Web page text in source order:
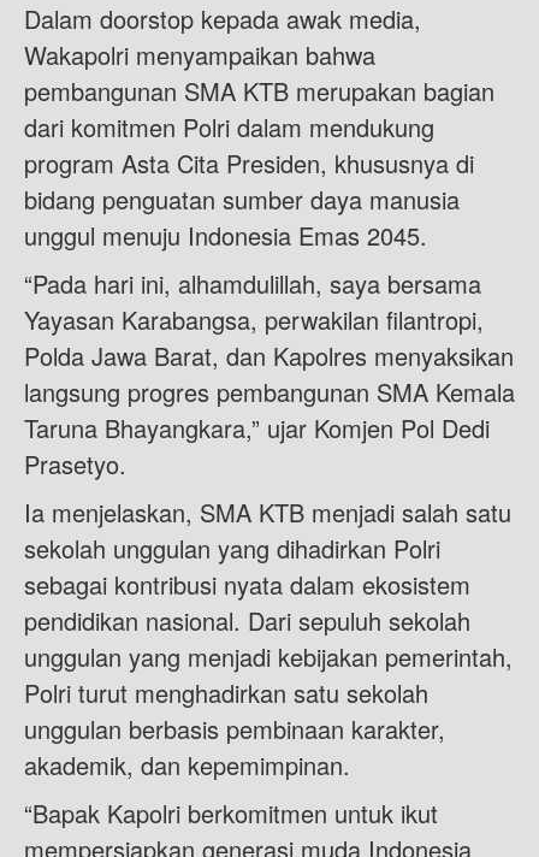
Dalam doorstop kepada awak media,
Wakapolri menyampaikan bahwa
pembangunan SMA KTB merupakan bagian
dari komitmen Polri dalam mendukung
program Asta Cita Presiden, khususnya di
bidang penguatan sumber daya manusia
unggul menuju Indonesia Emas 2045.
“Pada hari ini, alhamdulillah, saya bersama
Yayasan Karabangsa, perwakilan filantropi,
Polda Jawa Barat, dan Kapolres menyaksikan
langsung progres pembangunan SMA Kemala
Taruna Bhayangkara,” ujar Komjen Pol Dedi
Prasetyo.
Ia menjelaskan, SMA KTB menjadi salah satu
sekolah unggulan yang dihadirkan Polri
sebagai kontribusi nyata dalam ekosistem
pendidikan nasional. Dari sepuluh sekolah
unggulan yang menjadi kebijakan pemerintah,
Polri turut menghadirkan satu sekolah
unggulan berbasis pembinaan karakter,
akademik, dan kepemimpinan.
“Bapak Kapolri berkomitmen untuk ikut
mempersiapkan generasi muda Indonesia